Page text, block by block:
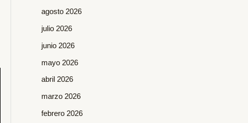
agosto 2026
julio 2026
junio 2026
mayo 2026
abril 2026
marzo 2026
febrero 2026